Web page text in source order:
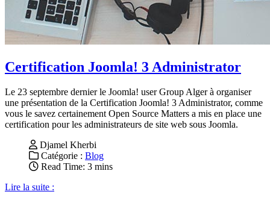
Certification Joomla! 3 Administrator
Le 23 septembre dernier le Joomla! user Group Alger à organiser
une présentation de la Certification Joomla! 3 Administrator, comme
vous le savez certainement Open Source Matters a mis en place une
certification pour les administrateurs de site web sous Joomla.
Djamel Kherbi
Catégorie : Blog
Read Time: 3 mins
Lire la suite :